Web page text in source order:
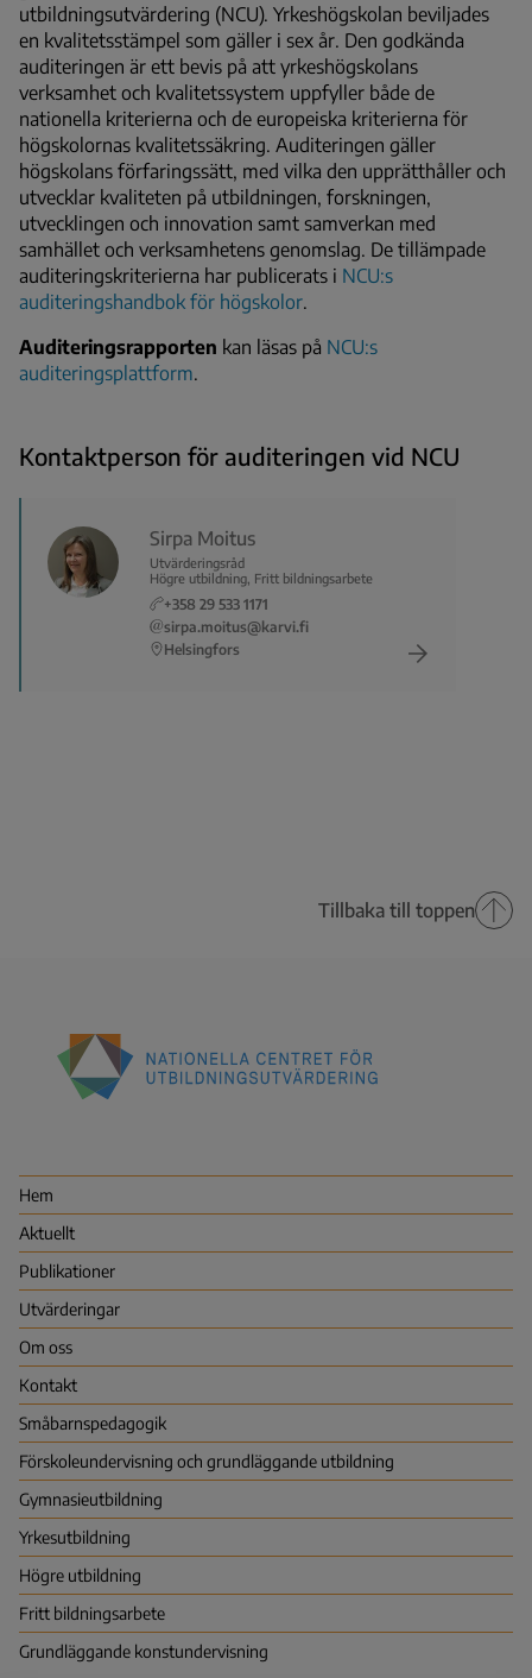
utbildningsutvärdering (NCU). Yrkeshögskolan beviljades
en kvalitetsstämpel som gäller i sex år. Den godkända
auditeringen är ett bevis på att yrkeshögskolans
verksamhet och kvalitetssystem uppfyller både de
nationella kriterierna och de europeiska kriterierna för
högskolornas kvalitetssäkring. Auditeringen gäller
högskolans förfaringssätt, med vilka den upprätthåller och
utvecklar kvaliteten på utbildningen, forskningen,
utvecklingen och innovation samt samverkan med
samhället och verksamhetens genomslag. De tillämpade
auditeringskriterierna har publicerats i NCU:s
auditeringshandbok för högskolor.
Auditeringsrapporten kan läsas på NCU:s
auditeringsplattform.
Kontaktperson för auditeringen vid NCU
Sirpa Moitus
Utvärderingsråd
Högre utbildning, Fritt bildningsarbete
+358 29 533 1171
sirpa.moitus@karvi.fi
Helsingfors
Tillbaka till toppen
(NCU)
Hem
Aktuellt
Publikationer
Utvärderingar
Om oss
Kontakt
Småbarns­pedagogik
Förskoleundervisning och grundläggande utbildning
Gymnasie­utbildning
Yrkes­utbildning
Högre utbildning
Fritt bildningsarbete
Grundläggande konstundervisning